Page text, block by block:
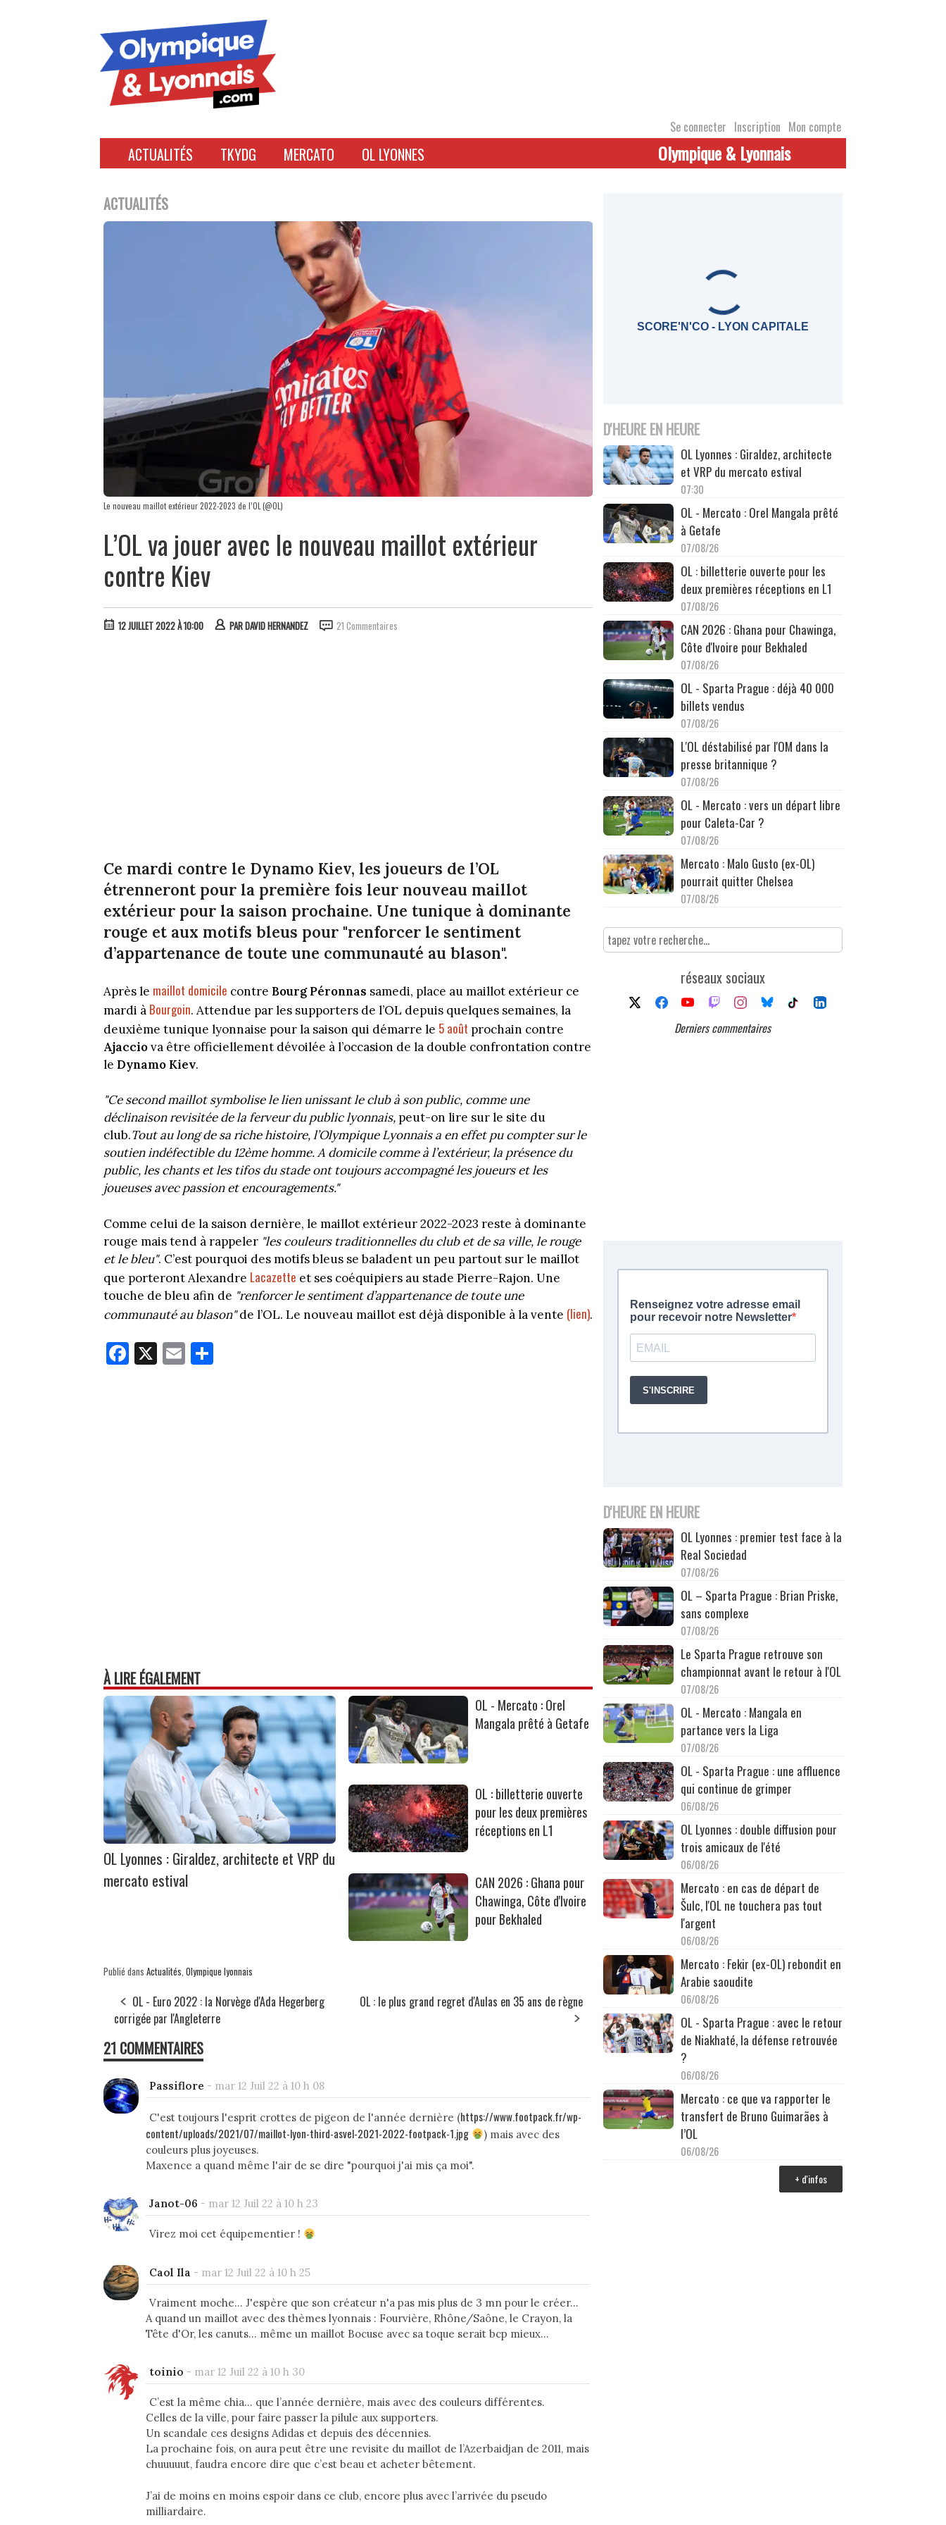
Se connecter Inscription Mon compte
ACTUALITÉS TKYDG MERCATO OL LYONNES Olympique & Lyonnais
ACTUALITÉS
Le nouveau maillot extérieur 2022-2023 de l’OL (@OL)
L’OL va jouer avec le nouveau maillot extérieur
contre Kiev
12 JUILLET 2022 À 10:00 PARDAVID HERNANDEZ 21 Commentaires
Ce mardi contre le Dynamo Kiev, les joueurs de l’OL
étrenneront pour la première fois leur nouveau maillot
extérieur pour la saison prochaine. Une tunique à dominante
rouge et aux motifs bleus pour "renforcer le sentiment
d’appartenance de toute une communauté au blason".
Après le maillot domicile contre Bourg Péronnas samedi, place au maillot extérieur ce
mardi à Bourgoin. Attendue par les supporters de l’OL depuis quelques semaines, la
deuxième tunique lyonnaise pour la saison qui démarre le 5 août prochain contre
Ajacciova être officiellement dévoilée à l’occasion de la double confrontation contre
le Dynamo Kiev.
"Ce second maillot symbolise le lien unissant le club à son public, comme une
déclinaison revisitée de la ferveur du public lyonnais, peut-on lire sur le site du
club.Tout au long de sa riche histoire, l’Olympique Lyonnais a en effet pu compter sur le
soutien indéfectible du 12ème homme. A domicile comme à l’extérieur, la présence du
public, les chants et les tifos du stade ont toujours accompagné les joueurs et les
joueuses avec passion et encouragements."
Comme celui de la saison dernière, le maillot extérieur 2022-2023 reste à dominante
rouge mais tend à rappeler "les couleurs traditionnelles du club et de sa ville, le rouge
et le bleu". C’est pourquoi des motifs bleus se baladent un peu partout sur le maillot
que porteront Alexandre Lacazette et ses coéquipiers au stade Pierre-Rajon. Une
touche de bleu afin de "renforcer le sentiment d’appartenance de toute une
communauté au blason"de l’OL. Le nouveau maillot est déjà disponible à la vente (lien).
Fa
ce
X E
m
À LIRE ÉGALEMENT
OL Lyonnes : Giraldez, architecte et VRP du
mercato estival
OL - Mercato : Orel
Mangala prêté à Getafe
OL : billetterie ouverte
pour les deux premières
réceptions en L1
CAN 2026 : Ghana pour
Chawinga, Côte d'Ivoire
pour Bekhaled
Publié dans Actualités Olympique lyonnais
OL - Euro 2022 : la Norvège d'Ada Hegerberg
corrigée par l'Angleterre
OL : le plus grand regret d'Aulas en 35 ans de règne
21 COMMENTAIRES
Passiflore - mar 12 Juil 22 à 10 h 08
C'est toujours l'esprit crottes de pigeon de l'année dernière (https://www.footpack.fr/wp-
content/uploads/2021/07/maillot-lyon-third-asvel-2021-2022-footpack-1.jpg
) mais avec des
couleurs plus joyeuses.
Maxence a quand même l'air de se dire "pourquoi j'ai mis ça moi".
Janot-06 - mar 12 Juil 22 à 10 h 23
Virez moi cet équipementier !
Caol Ila - mar 12 Juil 22 à 10 h 25
Vraiment moche... J'espère que son créateur n'a pas mis plus de 3 mn pour le créer...
A quand un maillot avec des thèmes lyonnais : Fourvière, Rhône/Saône, le Crayon, la
Tête d'Or, les canuts... même un maillot Bocuse avec sa toque serait bcp mieux...
toinio - mar 12 Juil 22 à 10 h 30
C’est la même chia… que l’année dernière, mais avec des couleurs différentes.
Celles de la ville, pour faire passer la pilule aux supporters.
Un scandale ces designs Adidas et depuis des décennies.
La prochaine fois, on aura peut être une revisite du maillot de l’Azerbaidjan de 2011, mais
chuuuuut, faudra encore dire que c’est beau et acheter bêtement.
J’ai de moins en moins espoir dans ce club, encore plus avec l’arrivée du pseudo
milliardaire.
SCORE'N'CO - LYON CAPITALE
D'HEURE EN HEURE
OL Lyonnes : Giraldez, architecte
et VRP du mercato estival
07:30
OL - Mercato : Orel Mangala prêté
à Getafe
07/08/26
OL : billetterie ouverte pour les
deux premières réceptions en L1
07/08/26
CAN 2026 : Ghana pour Chawinga,
Côte d'Ivoire pour Bekhaled
07/08/26
OL - Sparta Prague : déjà 40 000
billets vendus
07/08/26
L'OL déstabilisé par l'OM dans la
presse britannique ?
07/08/26
OL - Mercato : vers un départ libre
pour Caleta-Car ?
07/08/26
Mercato : Malo Gusto (ex-OL)
pourrait quitter Chelsea
07/08/26
réseaux sociaux
Derniers commentaires
D'HEURE EN HEURE
OL Lyonnes : premier test face à la
Real Sociedad
07/08/26
OL – Sparta Prague : Brian Priske,
sans complexe
07/08/26
Le Sparta Prague retrouve son
championnat avant le retour à l'OL
07/08/26
OL - Mercato : Mangala en
partance vers la Liga
07/08/26
OL - Sparta Prague : une affluence
qui continue de grimper
06/08/26
OL Lyonnes : double diffusion pour
trois amicaux de l'été
06/08/26
Mercato : en cas de départ de
Šulc, l'OL ne touchera pas tout
l'argent
06/08/26
Mercato : Fekir (ex-OL) rebondit en
Arabie saoudite
06/08/26
OL - Sparta Prague : avec le retour
de Niakhaté, la défense retrouvée
?
06/08/26
Mercato : ce que va rapporter le
transfert de Bruno Guimarães à
l’OL
06/08/26
+ d'infos